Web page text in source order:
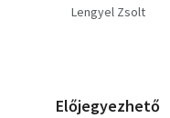
Lengyel Zsolt
Előjegyezhető